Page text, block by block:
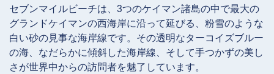
セブンマイルビーチは、3つのケイマン諸島の中で最大の
グランドケイマンの西海岸に沿って延びる、粉雪のような
白い砂の見事な海岸線です。その透明なターコイズブルー
の海、なだらかに傾斜した海岸線、そして手つかずの美し
さが世界中からの訪問者を魅了しています。